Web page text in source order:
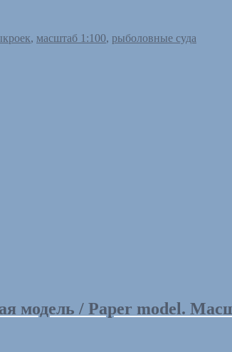
, масштаб 1:100, рыболовные суда
модель / Paper model.